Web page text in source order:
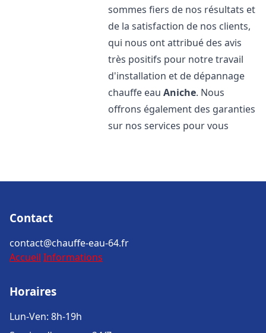
sommes fiers de nos résultats et
de la satisfaction de nos clients,
qui nous ont attribué des avis
très positifs pour notre travail
d'installation et de dépannage
chauffe eauAniche. Nous
offrons également des garanties
sur nos services pour vous
Contact
contact@chauffe-eau-64.fr
Accueil Informations
Horaires
Lun-Ven: 8h-19h